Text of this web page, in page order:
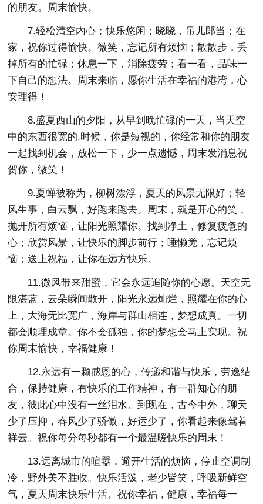
的朋友。周末愉快。
7.轻松清空内心；快乐悠闲；晓晓，吊儿郎当；在
家，祝你过得愉快。微笑，忘记所有烦恼；散散步，丢
掉所有的忙碌；休息一下，消除疲劳；看一看，品味一
下自己的想法。周末来临，愿你生活在幸福的港湾，心
安理得！
8.盛夏西山的夕阳，从早到晚忙碌的一天，当天空
中的东西很宽的.时候，你是短视的，你经常和你的朋友
一起找到机会，放松一下，少一点遗憾，周末发消息祝
贺你，微笑！
9.夏蝉被称为，柳树漂浮，夏天的风景无限好；轻
风生事，白云飘，好跑来跑去。周末，就是开心的笑，
抛开所有烦恼，让阳光照耀你。找到净土，修复疲惫的
心；欣赏风景，让快乐的脚步前行；睡懒觉，忘记烦
恼；送上祝福，让你在远方快乐。
11.微风带来甜蜜，它会永远追随你的心愿。天空无
限湛蓝，云朵瞬间散开，阳光永远灿烂，照耀在你的心
上，大海无比宽广，海岸与群山相连，梦想成真。一切
都会顺理成章。你不会孤独，你的梦想会马上实现。祝
你周末愉快，幸福健康！
12.永远有一颗感恩的心，传递和谐与快乐，劳逸结
合，保持健康，有快乐的工作精神，有一群知心的朋
友，彼此心中没有一丝泪水。到现在，古今中外，聊天
少了压抑，春风少了骄傲，好运少了，你看起来像驾着
祥云。祝你每分每秒都有一个最温暖快乐的周末！
13.远离城市的喧嚣，避开生活的烦恼，停止空调制
冷，野外美不胜收。快乐活泼，老少皆笑，呼吸新鲜空
气，夏天周末快乐生活。祝你幸福，健康，幸福每一